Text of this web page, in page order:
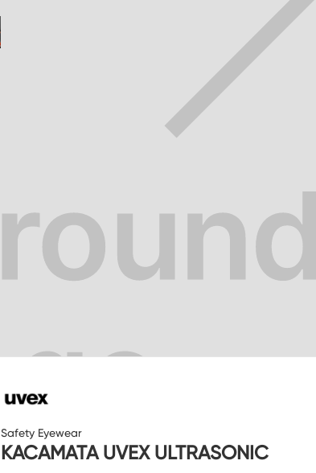
Safety Eyewear
KACAMATA UVEX ULTRASONIC